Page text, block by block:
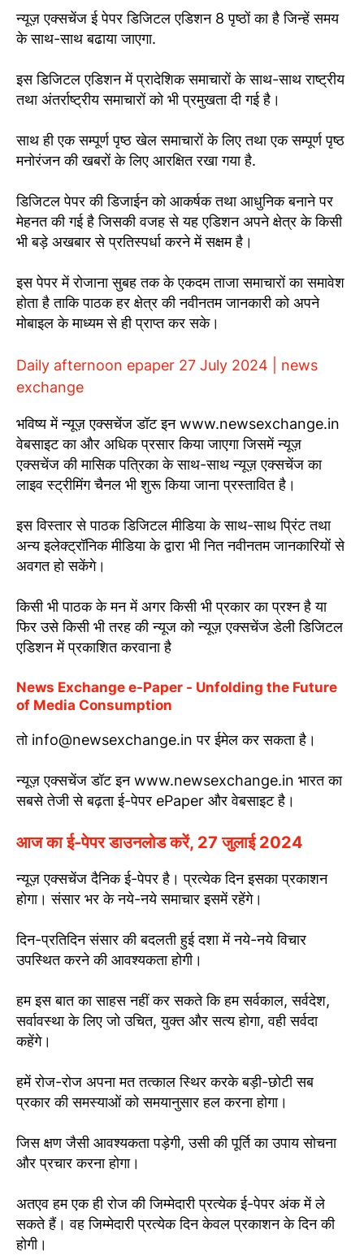
न्यूज़ एक्सचेंज ई पेपर डिजिटल एडिशन 8 पृष्ठों का है जिन्हें समय
के साथ-साथ बढाया जाएगा.
इस डिजिटल एडिशन में प्रादेशिक समाचारों के साथ-साथ राष्ट्रीय
तथा अंतर्राष्ट्रीय समाचारों को भी प्रमुखता दी गई है।
साथ ही एक सम्पूर्ण पृष्ठ खेल समाचारों के लिए तथा एक सम्पूर्ण पृष्ठ
मनोरंजन की खबरों के लिए आरक्षित रखा गया है.
डिजिटल पेपर की डिजाईन को आकर्षक तथा आधुनिक बनाने पर
मेहनत की गई है जिसकी वजह से यह एडिशन अपने क्षेत्र के किसी
भी बड़े अखबार से प्रतिस्पर्धा करने में सक्षम है।
इस पेपर में रोजाना सुबह तक के एकदम ताजा समाचारों का समावेश
होता है ताकि पाठक हर क्षेत्र की नवीनतम जानकारी को अपने
मोबाइल के माध्यम से ही प्राप्त कर सके।
Daily afternoon epaper 27 July 2024 | news
exchange
भविष्य में न्यूज़ एक्सचेंज डॉट इन www.newsexchange.in
वेबसाइट का और अधिक प्रसार किया जाएगा जिसमें न्यूज़
एक्सचेंज की मासिक पत्रिका के साथ-साथ न्यूज़ एक्सचेंज का
लाइव स्ट्रीमिंग चैनल भी शुरू किया जाना प्रस्तावित है।
इस विस्तार से पाठक डिजिटल मीडिया के साथ-साथ प्रिंट तथा
अन्य इलेक्ट्रॉनिक मीडिया के द्वारा भी नित नवीनतम जानकारियों से
अवगत हो सकेंगे।
किसी भी पाठक के मन में अगर किसी भी प्रकार का प्रश्न है या
फिर उसे किसी भी तरह की न्यूज को न्यूज़ एक्सचेंज डेली डिजिटल
एडिशन में प्रकाशित करवाना है
News Exchange e-Paper - Unfolding the Future
of Media Consumption
तो info@newsexchange.in पर ईमेल कर सकता है।
न्यूज़ एक्सचेंज डॉट इन www.newsexchange.in भारत का
सबसे तेजी से बढ़ता ई-पेपर ePaper और वेबसाइट है।
आज का ई-पेपर डाउनलोड करें, 27 जुलाई 2024
न्यूज़ एक्सचेंज दैनिक ई-पेपर है। प्रत्येक दिन इसका प्रकाशन
होगा। संसार भर के नये-नये समाचार इसमें रहेंगे।
दिन-प्रतिदिन संसार की बदलती हुई दशा में नये-नये विचार
उपस्थित करने की आवश्यकता होगी।
हम इस बात का साहस नहीं कर सकते कि हम सर्वकाल, सर्वदेश,
सर्वावस्था के लिए जो उचित, युक्त और सत्य होगा, वही सर्वदा
कहेंगे।
हमें रोज-रोज अपना मत तत्काल स्थिर करके बड़ी-छोटी सब
प्रकार की समस्याओं को समयानुसार हल करना होगा।
जिस क्षण जैसी आवश्यकता पड़ेगी, उसी की पूर्ति का उपाय सोचना
और प्रचार करना होगा।
अतएव हम एक ही रोज की जिम्मेदारी प्रत्येक ई-पेपर अंक में ले
सकते हैं। वह जिम्मेदारी प्रत्येक दिन केवल प्रकाशन के दिन की
होगी।